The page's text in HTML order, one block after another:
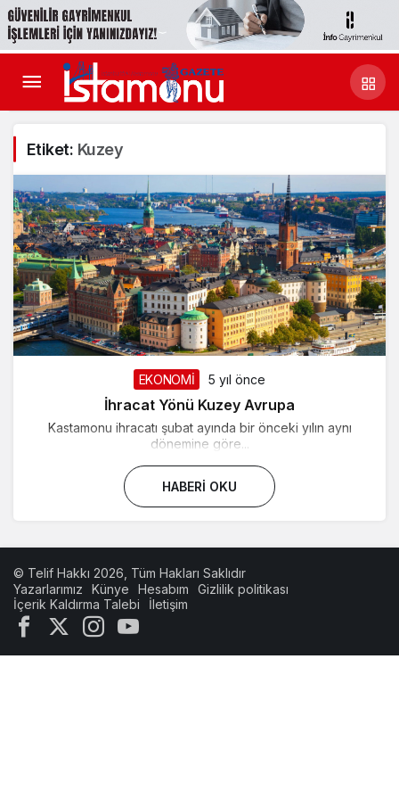
Etiket: Kuzey
EKONOMİ 5 yıl önce
İhracat Yönü Kuzey Avrupa
Kastamonu ihracatı şubat ayında bir önceki yılın aynı
dönemine göre...
HABERI OKU
© Telif Hakkı 2026, Tüm Hakları Saklıdır
Yazarlarımız
Künye Hesabım
Gizlilik politikası
İçerik Kaldırma Talebi
İletişim